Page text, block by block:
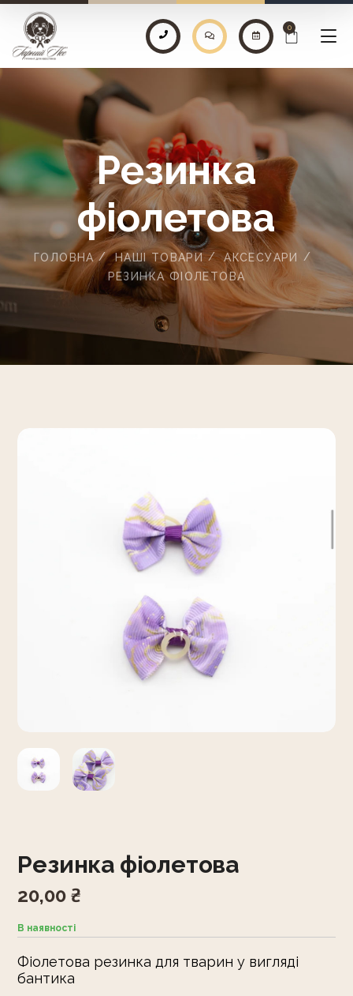
0
ГОЛОВНА НАШІ ТОВАРИ
АКСЕСУАРИ
РЕЗИНКА ФІОЛЕТОВА
Резинка
фіолетова
Резинка фіолетова
20,00₴
В наявності
Фіолетова резинка для тварин у вигляді
бантика